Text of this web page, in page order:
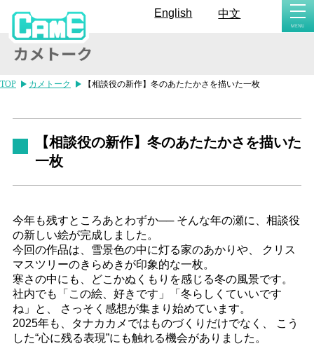
中文
English
TOP カメトーク 【相談役の新作】冬のあたたかさを描いた一枚
【相談役の新作】冬のあたたかさを描いた
一枚
今年も残すところあとわずか── そんな年の瀬に、相談役
の新しい絵が完成しました。
今回の作品は、雪景色の中に灯る家のあかりや、 クリス
マスツリーのきらめきが印象的な一枚。
寒さの中にも、どこかぬくもりを感じる冬の風景です。
社内でも「この絵、好きです」「冬らしくていいです
ね」と、 さっそく感想が集まり始めています。
2025年も、タナカカメではものづくりだけでなく、 こう
した“心に残る表現”にも触れる機会がありました。